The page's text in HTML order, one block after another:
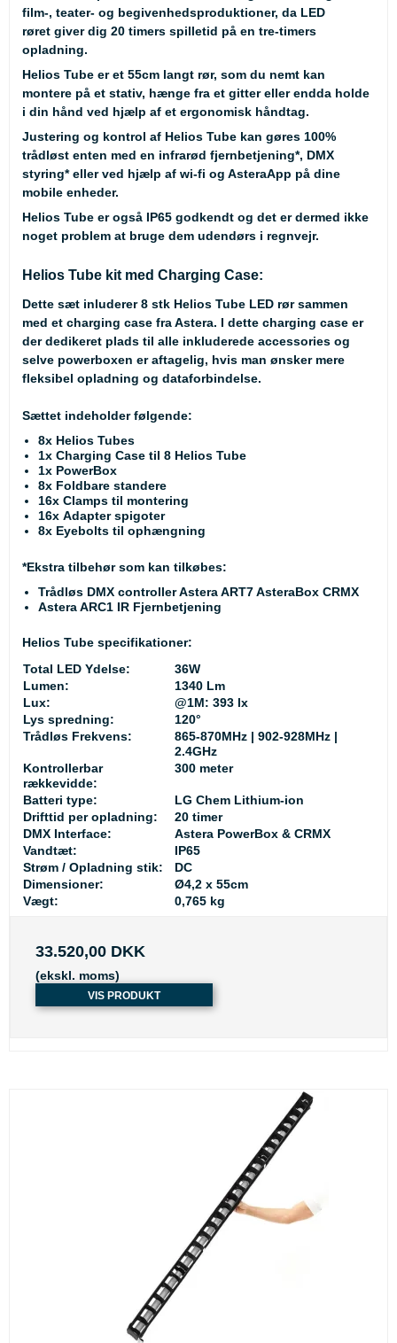
film-, teater- og begivenhedsproduktioner, da LED
røret giver dig 20 timers spilletid på en tre-timers
opladning.
Helios Tube er et 55cm langt rør, som du nemt kan
montere på et stativ, hænge fra et gitter eller endda holde
i din hånd ved hjælp af et ergonomisk håndtag.
Justering og kontrol af Helios Tube kan gøres 100%
trådløst enten med en infrarød fjernbetjening*, DMX
styring*eller ved hjælp af wi-fi og AsteraApp på dine
mobile enheder.
Helios Tube er også IP65 godkendt og det er dermed ikke
noget problem at bruge dem udendørs i regnvejr.
Helios Tube kit med Charging Case:
Dette sæt inluderer 8 stk Helios Tube LED rør sammen
med et charging case fra Astera. I dette charging case er
der dedikeret plads til alle inkluderede accessories og
selve powerboxen er aftagelig, hvis man ønsker mere
fleksibel opladning og dataforbindelse.
Sættet indeholder følgende:
8x Helios Tubes
1x Charging Case til 8 Helios Tube
1x PowerBox
8x Foldbare standere
16x Clamps til montering
16x Adapter spigoter
8x Eyebolts til ophængning
*Ekstra tilbehør som kan tilkøbes:
Trådløs DMX controller Astera ART7 AsteraBox CRMX
Astera ARC1 IR Fjernbetjening
Helios Tube specifikationer:
Total LED Ydelse:
36W
Lumen:
1340 Lm
Lux:
@1M: 393 lx
Lys spredning:
120°
Trådløs Frekvens:
865-870MHz | 902-928MHz |
2.4GHz
Kontrollerbar
rækkevidde:
300 meter
Batteri type:
LG Chem Lithium-ion
Drifttid per opladning:
20 timer
DMX Interface:
Astera PowerBox & CRMX
Vandtæt:
IP65
Strøm / Opladning stik:
DC
Dimensioner:
Ø4,2 x 55cm
Vægt:
0,765 kg
33.520,00 DKK
(ekskl. moms)
VIS PRODUKT